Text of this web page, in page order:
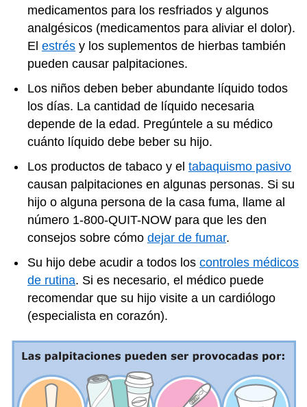
medicamentos para los resfriados y algunos
analgésicos (medicamentos para aliviar el dolor).
El estrés y los suplementos de hierbas también
pueden causar palpitaciones.
Los niños deben beber abundante líquido todos
los días. La cantidad de líquido necesaria
depende de la edad. Pregúntele a su médico
cuánto líquido debe beber su hijo.
Los productos de tabaco y el tabaquismo pasivo
causan palpitaciones en algunas personas. Si su
hijo o alguna persona de la casa fuma, llame al
número 1-800-QUIT-NOW para que les den
consejos sobre cómo dejar de fumar.
Su hijo debe acudir a todos los controles médicos
de rutina. Si es necesario, el médico puede
recomendar que su hijo visite a un cardiólogo
(especialista en corazón).